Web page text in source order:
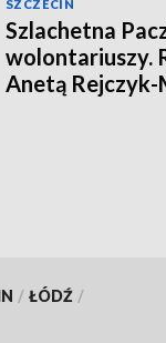
SZCZECIN
Szlachetna
wolontariuszy.
Anetą
/ ŁÓDŹ /